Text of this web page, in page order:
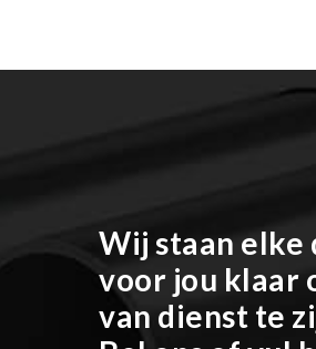
Wij staan elke
voor jou klaar
van dienst te